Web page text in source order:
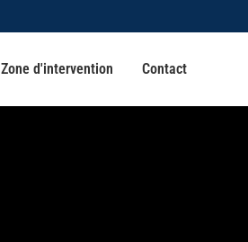
Zone d'intervention Contact